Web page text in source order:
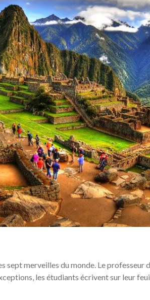
sept merveilles du monde. Le professeur
les étudiants écrivent sur leur